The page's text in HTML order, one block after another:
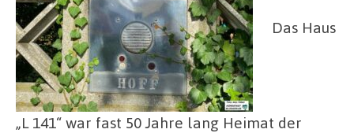
Das Haus
„L 141“ war fast 50 Jahre lang Heimat der